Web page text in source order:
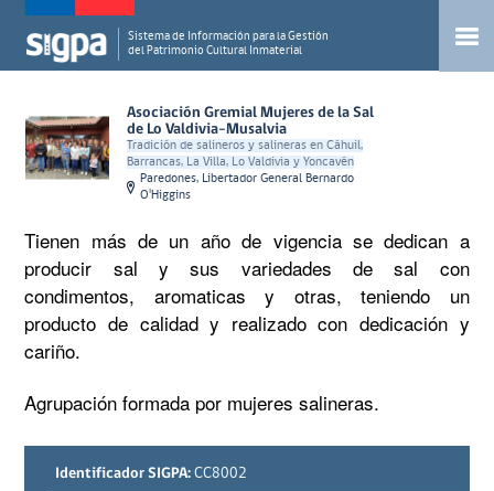
Sistema de Información para la Gestión
del Patrimonio Cultural Inmaterial
Asociación Gremial Mujeres de la Sal
de Lo Valdivia-Musalvia
Tradición de salineros y salineras en Cáhuil,
Barrancas, La Villa, Lo Valdivia y Yoncavén
Paredones, Libertador General Bernardo
O'Higgins
Tienen más de un año de vigencia se dedican a
producir sal y sus variedades de sal con
condimentos, aromaticas y otras, teniendo un
producto de calidad y realizado con dedicación y
cariño.
Agrupación formada por mujeres salineras.
Identificador SIGPA: CC8002